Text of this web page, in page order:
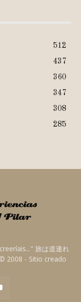
512
437
360
347
308
285
旅は道連れ
2008 - Sitio creado